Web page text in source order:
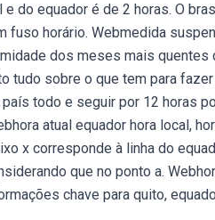
do equador é de 2 horas. O
fuso horário. Webmedida
dos meses mais quentes
tudo sobre o que tem para
todo e seguir por 12 horas
atual equador hora local,
x corresponde à linha do
que no ponto a.
chave para quito,